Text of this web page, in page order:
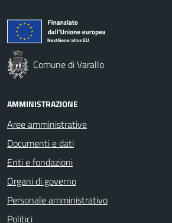
Comune di Varallo
AMMINISTRAZIONE
Aree amministrative
Documenti e dati
Enti e fondazioni
Organi di governo
Personale amministrativo
Politici